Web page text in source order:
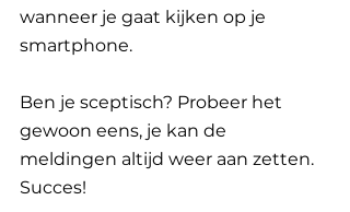
wanneer je gaat kijken op je
smartphone.
Ben je sceptisch? Probeer het
gewoon eens, je kan de
meldingen altijd weer aan zetten.
Succes!